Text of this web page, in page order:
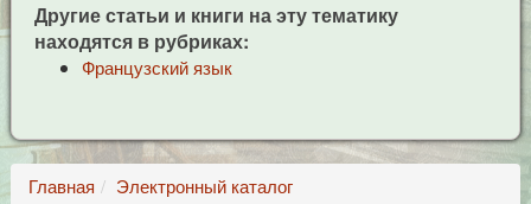
Другие статьи и книги на эту тематику
находятся в рубриках:
Французский язык
Главная
Электронный каталог